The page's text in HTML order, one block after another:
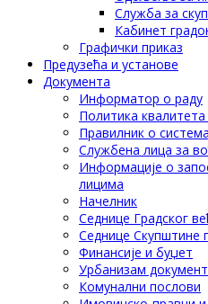
Служба за
Кабинет
Графички приказ
Предузећа и установе
Документа
Информатор о раду
Политика
Правилник о
Службена лица за
Информације о
лицима
Начелник
Седнице Градског
Седнице Скупштине
Финансије и буџет
Урбанизам
Комунални послови